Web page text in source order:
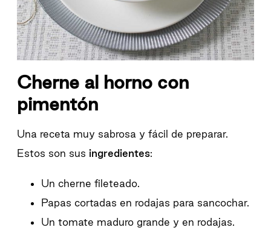
Cherne al horno con
pimentón
Una receta muy sabrosa y fácil de preparar.
Estos son sus ingredientes:
Un cherne fileteado.
Papas cortadas en rodajas para sancochar.
Un tomate maduro grande y en rodajas.